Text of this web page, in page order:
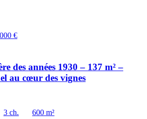
€
des années 1930 – 137 m² –
au cœur des vignes
3 ch.
600 m²